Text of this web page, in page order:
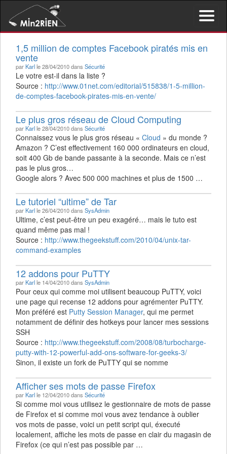
Activer/
le
de
1,5 million de comptes Facebook piratés mis en
vente
parKarlle 28/04/2010 dans Sécurité
Le votre est-il dans la liste ?
Source : http://www.01net.com/editorial/515838/1-5-million-
de-comptes-facebook-pirates-mis-en-vente/
Le plus gros réseau de Cloud Computing
parKarlle 28/04/2010 dans Sécurité
Connaissez vous le plus gros réseau « Cloud » du monde ?
Amazon ? C’est effectivement 160 000 ordinateurs en cloud,
soit 400 Gb de bande passante à la seconde. Mais ce n’est
pas le plus gros…
Google alors ? Avec 500 000 machines et plus de 1500 …
Le tutoriel “ultime” de Tar
parKarlle 26/04/2010 dans SysAdmin
Ultime, c’est peut-être un peu exagéré… mais le tuto est
quand même pas mal !
Source : http://www.thegeekstuff.com/2010/04/unix-tar-
command-examples
12 addons pour PuTTY
parKarlle 14/04/2010 dans SysAdmin
Pour ceux qui comme moi utilisent beaucoup PuTTY, voici
une page qui recense 12 addons pour agrémenter PuTTY.
Mon préféré est Putty Session Manager, qui me permet
notamment de définir des hotkeys pour lancer mes sessions
SSH
Source : http://www.thegeekstuff.com/2008/08/turbocharge-
putty-with-12-powerful-add-ons-software-for-geeks-3/
Sinon, il existe un fork de PuTTY qui se nomme
Afficher ses mots de passe Firefox
parKarlle 12/04/2010 dans Sécurité
Si comme moi vous utilisez le gestionnaire de mots de passe
de Firefox et si comme moi vous avez tendance à oublier
vos mots de passe, voici un petit script qui, éxecuté
localement, affiche les mots de passe en clair du magasin de
Firefox (ce qui n’est pas possible par …